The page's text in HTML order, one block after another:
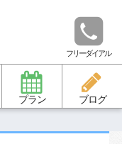
フリーダイアル
プラン ブログ